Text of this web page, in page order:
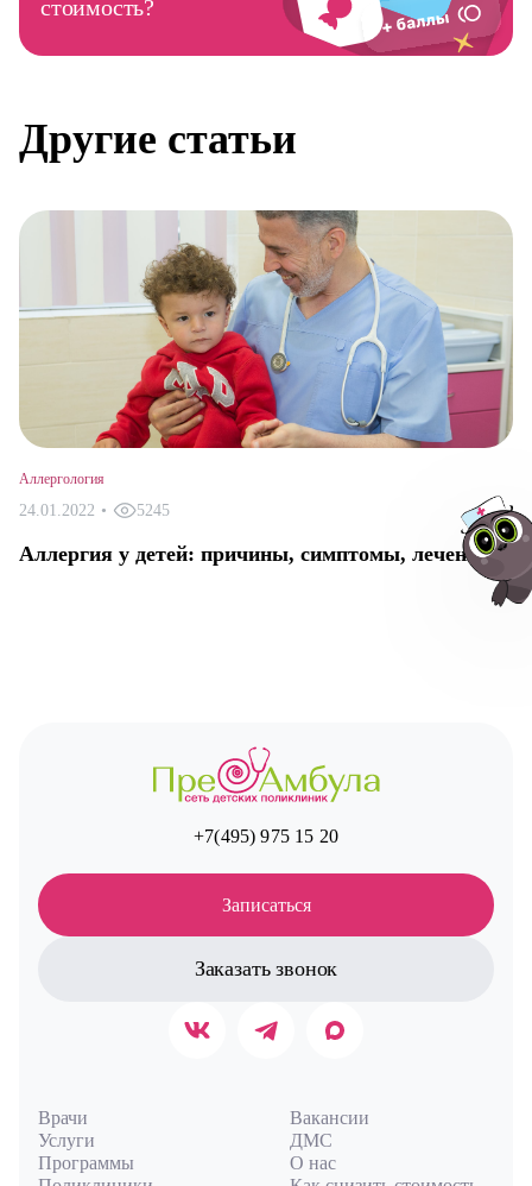
стоимость?
Другие статьи
Аллергология
24.01.2022 • 5245
Аллергия у детей: причины, симптомы, лечение
+7(495) 975 15 20
Записаться
Заказать звонок
Врачи
Услуги
Программы
Вакансии
ДМС
О нас